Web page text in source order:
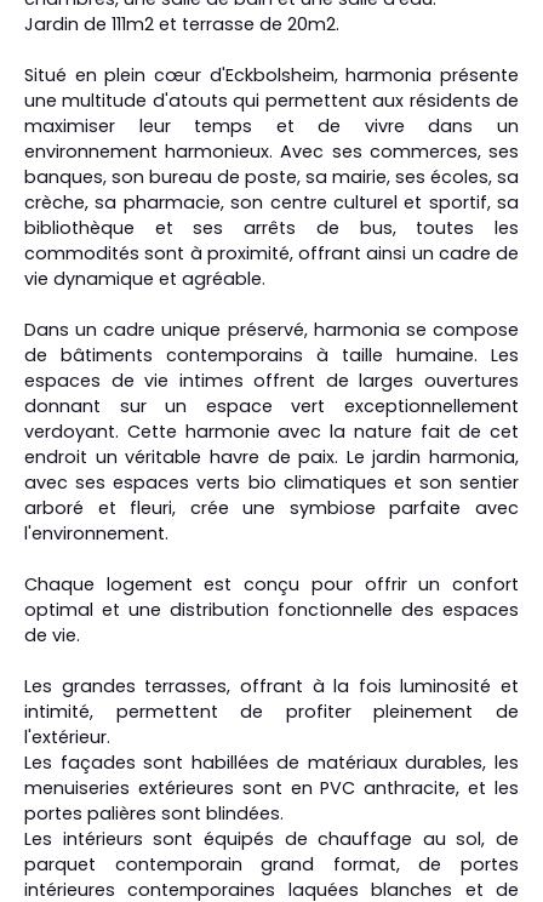
Jardin de 111m2 et terrasse de 20m2.
Situé en plein cœur d'Eckbolsheim, harmonia présente
une multitude d'atouts qui permettent aux résidents de
maximiser leur temps et de vivre dans un
environnement harmonieux. Avec ses commerces, ses
banques, son bureau de poste, sa mairie, ses écoles, sa
crèche, sa pharmacie, son centre culturel et sportif, sa
bibliothèque et ses arrêts de bus, toutes les
commodités sont à proximité, offrant ainsi un cadre de
vie dynamique et agréable.
Dans un cadre unique préservé, harmonia se compose
de bâtiments contemporains à taille humaine. Les
espaces de vie intimes offrent de larges ouvertures
donnant sur un espace vert exceptionnellement
verdoyant. Cette harmonie avec la nature fait de cet
endroit un véritable havre de paix. Le jardin harmonia,
avec ses espaces verts bio climatiques et son sentier
arboré et fleuri, crée une symbiose parfaite avec
l'environnement.
Chaque logement est conçu pour offrir un confort
optimal et une distribution fonctionnelle des espaces
de vie.
Les grandes terrasses, offrant à la fois luminosité et
intimité, permettent de profiter pleinement de
l'extérieur.
Les façades sont habillées de matériaux durables, les
menuiseries extérieures sont en PVC anthracite, et les
portes palières sont blindées.
Les intérieurs sont équipés de chauffage au sol, de
parquet contemporain grand format, de portes
intérieures contemporaines laquées blanches et de